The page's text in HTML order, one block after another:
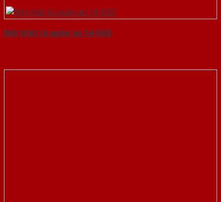
Nội thất tủ quần áo 14-SGD